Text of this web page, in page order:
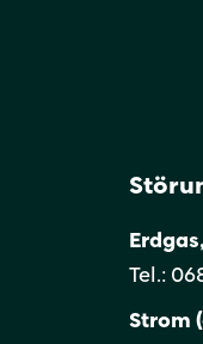
Tel.:
Strom